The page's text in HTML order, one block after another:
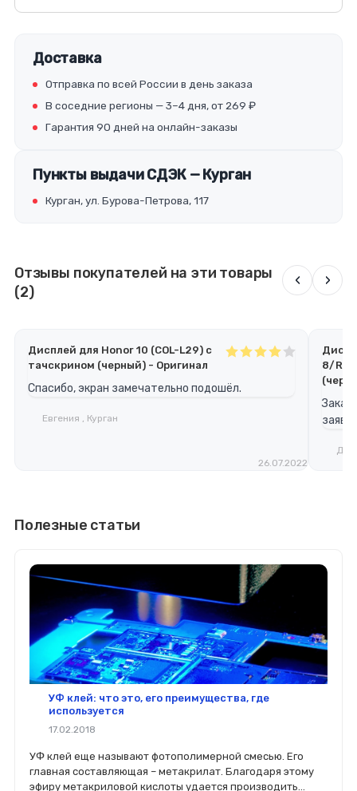
Доставка
Отправка по всей России в день заказа
В соседние регионы — 3–4 дня, от 269 ₽
Гарантия 90 дней на онлайн-заказы
Пункты выдачи СДЭК — Курган
Курган, ул. Бурова-Петрова, 117
Отзывы покупателей на эти товары
(2)
‹ ›
Дисплей для Honor 10 (COL-L29) с
тачскрином (черный) - Оригинал
Спасибо, экран замечательно подошёл.
Евгения , Курган
26.07.2022
8/
Заказ
Полезные статьи
УФ клей: что это, его преимущества, где
используется
17.02.2018
УФ клей еще называют фотополимерной смесью. Его
главная составляющая – метакрилат. Благодаря этому
эфиру метакриловой кислоты удается производить